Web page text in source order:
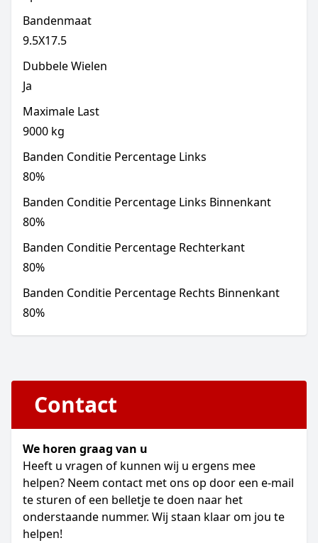
Bandenmaat
9.5X17.5
Dubbele Wielen
Ja
Maximale Last
9000 kg
Banden Conditie Percentage Links
80%
Banden Conditie Percentage Links Binnenkant
80%
Banden Conditie Percentage Rechterkant
80%
Banden Conditie Percentage Rechts Binnenkant
80%
Contact
We horen graag van u
Heeft u vragen of kunnen wij u ergens mee
helpen? Neem contact met ons op door een e-mail
te sturen of een belletje te doen naar het
onderstaande nummer. Wij staan klaar om jou te
helpen!